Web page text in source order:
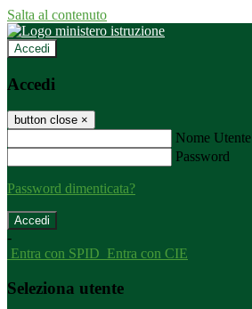
Salta al contenuto
Accedi
Accedi
button close ×
Nome Utente
Password
Password dimenticata?
-
Entra con SPID Entra con CIE
Seleziona utente